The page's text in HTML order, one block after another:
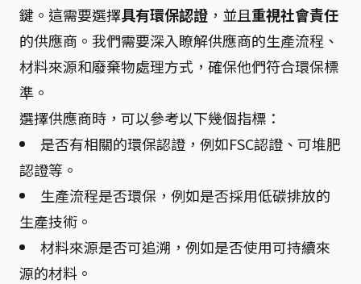
鍵。這需要選擇具有環保認證 ，並且重視社會責任
的供應商。我們需要深入瞭解供應商的生產流程、
材料來源和廢棄物處理方式，確保他們符合環保標
準。
選擇供應商時，可以參考以下幾個指標：
是否有相關的環保認證，例如FSC認證、可堆肥
認證等。
生產流程是否環保，例如是否採用低碳排放的
生產技術。
材料來源是否可追溯，例如是否使用可持續來
源的材料。